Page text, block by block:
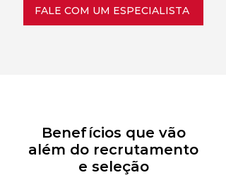
FALE COM UM ESPECIALISTA
Benefícios que vão
além do recrutamento
e seleção